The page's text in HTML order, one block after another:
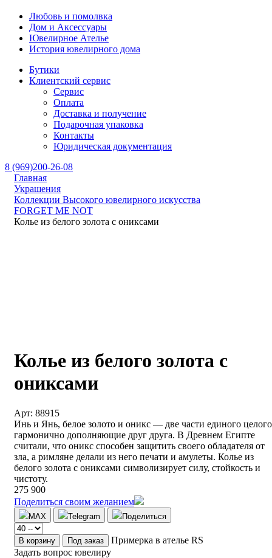
Любовь и помолвка
Дом и Аксессуары
Ювелирное Ателье
История ювелирного дома
Бутики
Клиентский сервис
Сервис
Оплата
Доставка и получение
Подарочная упаковка
Контакты
Юридическая документация
8 (969)200-26-08
Главная
Украшения
Коллекции Высокого ювелирного искусства
FORGET ME NOT
Колье из белого золота с ониксами
Колье из белого золота с
ониксами
Арт: 88915
Инь и Янь, белое золото и оникс — две части единого
гармонично дополняющие друг друга. В Древнем Египте
считали, что оникс способен защитить своего обладателя от
зла, а римляне делали из него печати и амулеты. Колье из
белого золота с ониксами символизирует силу, стойкость и
чистоту.
275 900
Поделиться своим желанием
MAX Telegram Поделиться
В корзину Под заказ
Примерка в ателье RS
Задать вопрос ювелиру